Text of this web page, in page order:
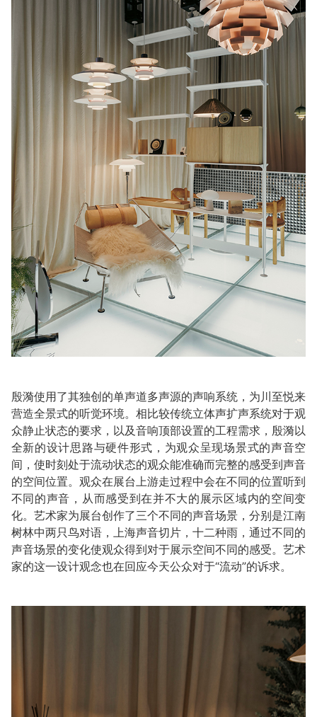
殷漪使用了其独创的单声道多声源的声响系统，为川至悦来
营造全景式的听觉环境。相比较传统立体声扩声系统对于观
众静止状态的要求，以及音响顶部设置的工程需求，殷漪以
全新的设计思路与硬件形式，为观众呈现场景式的声音空
间，使时刻处于流动状态的观众能准确而完整的感受到声音
的空间位置。观众在展台上游走过程中会在不同的位置听到
不同的声音，从而感受到在并不大的展示区域内的空间变
化。艺术家为展台创作了三个不同的声音场景，分别是江南
树林中两只鸟对语，上海声音切片，十二种雨，通过不同的
声音场景的变化使观众得到对于展示空间不同的感受。艺术
家的这一设计观念也在回应今天公众对于“流动”的诉求。